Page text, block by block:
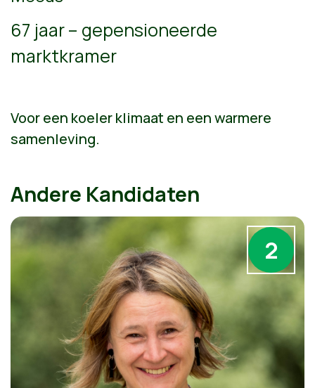
67 jaar – gepensioneerde
marktkramer
Voor een koeler klimaat en een warmere
samenleving.
Andere Kandidaten
2